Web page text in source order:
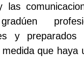
las
y
que haya